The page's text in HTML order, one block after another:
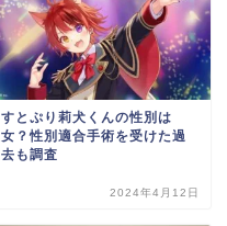
すとぷり莉犬くんの性別は
女？性別適合手術を受けた過
去も調査
2024年4月12日